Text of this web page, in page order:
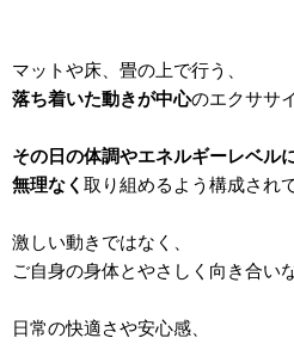
マットや床、畳の上で行う、
落ち着いた動きが中心のエクササ
その日の体調やエネルギーレベル
無理なく 取り組めるよう構成され
激しい動きではなく、
ご自身の身体とやさしく向き合い
日常の快適さや安心感、